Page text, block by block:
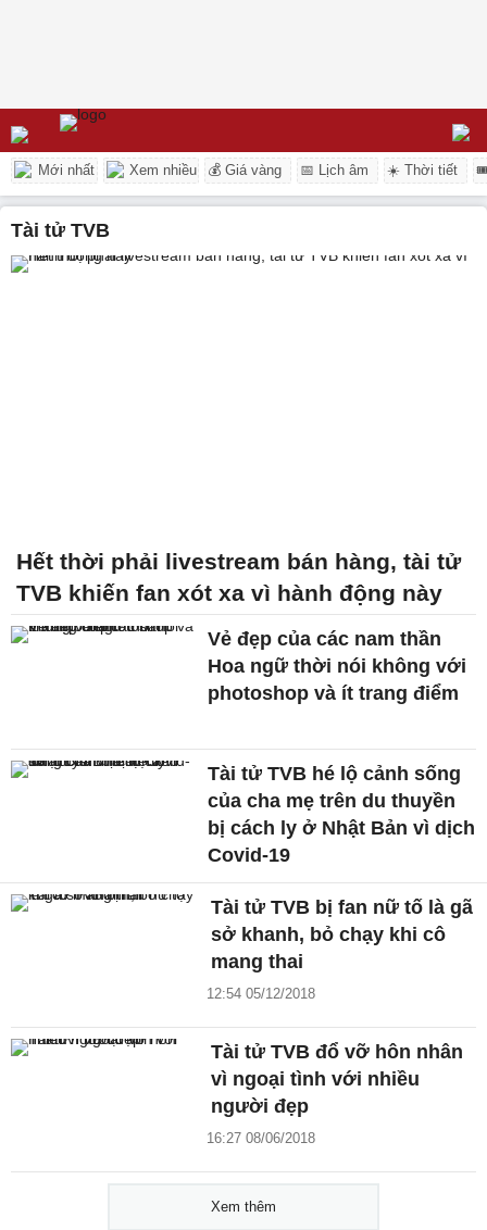
Mới nhất Xem nhiều 💰 Giá vàng 📅 Lịch âm ☀️ Thời tiết
tài tử TVB
Hết thời phải livestream bán hàng, tài tử
TVB khiến fan xót xa vì hành động này
Vẻ đẹp của các nam thần
Hoa ngữ thời nói không với
photoshop và ít trang điểm
Tài tử TVB hé lộ cảnh sống
của cha mẹ trên du thuyền
bị cách ly ở Nhật Bản vì dịch
Covid-19
Tài tử TVB bị fan nữ tố là gã
sở khanh, bỏ chạy khi cô
mang thai
12:54 05/12/2018
Tài tử TVB đổ vỡ hôn nhân
vì ngoại tình với nhiều
người đẹp
16:27 08/06/2018
Xem thêm